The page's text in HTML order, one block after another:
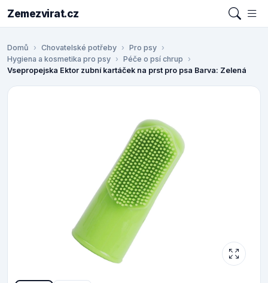
Zemezvirat.cz
Domů Chovatelské potřeby
Pro psy
Hygiena a kosmetika pro psy
Péče o psí chrup
Vsepropejska Ektor zubní kartáček na prst pro psa Barva: Zelená